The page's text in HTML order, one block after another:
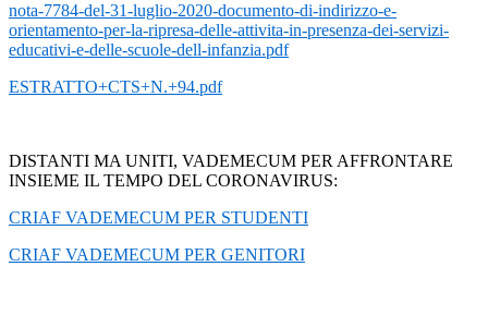
nota-7784-del-31-luglio-2020-documento-di-indirizzo-e-
orientamento-per-la-ripresa-delle-attivita-in-presenza-dei-servizi-
educativi-e-delle-scuole-dell-infanzia.pdf
ESTRATTO+CTS+N.+94.pdf
DISTANTI MA UNITI, VADEMECUM PER AFFRONTARE
INSIEME IL TEMPO DEL CORONAVIRUS:
CRIAF VADEMECUM PER STUDENTI
CRIAF VADEMECUM PER GENITORI